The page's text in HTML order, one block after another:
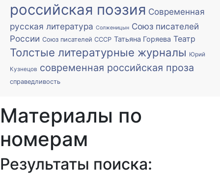
российская поэзия Современная
русская литература Солженицын Союз писателей
России Союз писателей СССР Татьяна Горяева Театр
Толстые литературные журналы Юрий
Кузнецов современная российская проза
справедливость
Материалы по
номерам
Результаты поиска: